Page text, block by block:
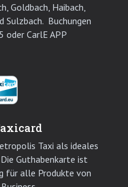
Goldbach, Haibach,
Sulzbach. Buchungen
CarlE APP
Taxi als ideales
Guthabenkarte ist
für alle Produkte von